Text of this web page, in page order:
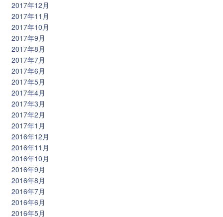
2017年12月
2017年11月
2017年10月
2017年9月
2017年8月
2017年7月
2017年6月
2017年5月
2017年4月
2017年3月
2017年2月
2017年1月
2016年12月
2016年11月
2016年10月
2016年9月
2016年8月
2016年7月
2016年6月
2016年5月